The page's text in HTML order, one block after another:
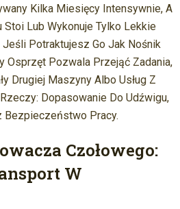
Kilka Miesięcy Intensywnie, A
Stoi Lub Wykonuje Tylko Lekkie
Jeśli Potraktujesz Go Jak Nośnik
Osprzęt Pozwala Przejąć Zadania,
Drugiej Maszyny Albo Usług Z
Dopasowanie Do Udźwigu,
Bezpieczeństwo Pracy.
Czołowego:
W